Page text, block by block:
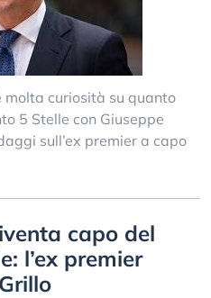
molta curiosità su quanto
5 Stelle con Giuseppe
sull’ex premier a capo
capo del
l’ex premier